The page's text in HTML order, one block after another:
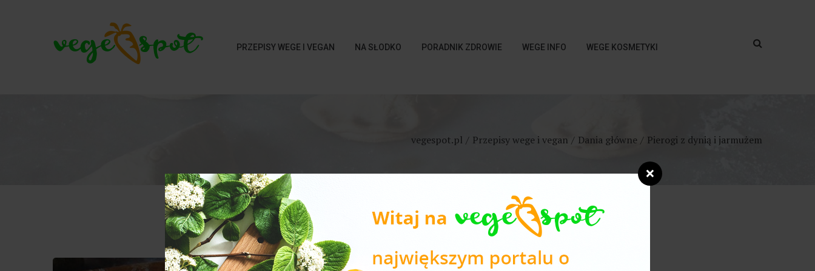
PRZEPISY WEGE I VEGAN NA SŁODKO PORADNIK ZDROWIE WEGE INFO WEGE KOSMETYKI
vegespot.pl Przepisy wege i vegan Dania główne Pierogi z dynią i jarmużem
❌